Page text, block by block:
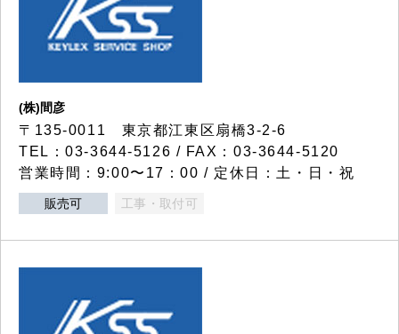
(株)間彦
〒135-0011 東京都江東区扇橋3-2-6
TEL：03-3644-5126 / FAX：03-3644-5120
営業時間：9:00〜17：00 / 定休日：土・日・祝
販売可 工事・取付可